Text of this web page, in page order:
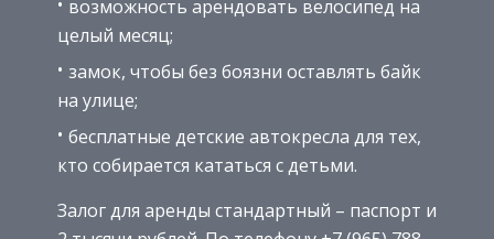
возможность арендовать велосипед на
целый месяц;
замок, чтобы без боязни оставлять байк
на улице;
бесплатные детские автокресла для тех,
кто собирается кататься с детьми.
Залог для аренды стандартный – паспорт и